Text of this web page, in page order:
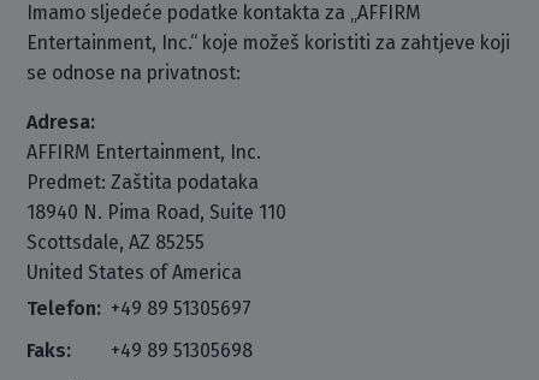
Imamo sljedeće podatke kontakta za „AFFIRM
Entertainment, Inc.“ koje možeš koristiti za zahtjeve koji
se odnose na privatnost:
Adresa:
AFFIRM Entertainment, Inc.
Predmet: Zaštita podataka
18940 N. Pima Road, Suite 110
Scottsdale, AZ 85255
United States of America
Telefon: +49 89 51305697
Faks:
+49 89 51305698